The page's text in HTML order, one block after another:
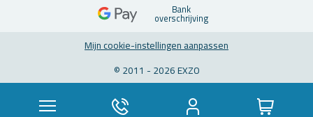
Bank
over­schrij­ving
Mijn coo­kie-in­stel­lin­gen aan­pas­sen
© 2011 - 2026 EXZO